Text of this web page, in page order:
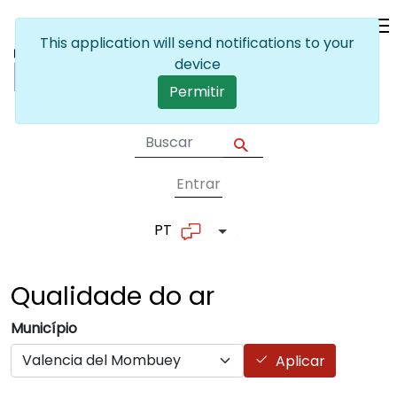
User account
Entrar
PT Lista de ações adicionais
Qualidade do ar
Município
Aplicar
This application will send notifications to your
device
Permitir